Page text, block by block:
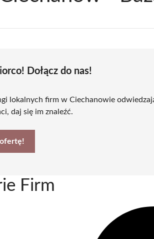
Dołącz do nas!
lokalnych firm w Ciechanowie
daj się im znaleźć.
Firm